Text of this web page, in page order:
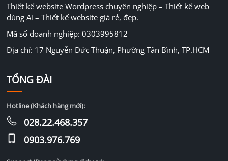
Thiết kế website Wordpress chuyên nghiệp – Thiết kế web
dùng Ai – Thiết kế website giá rẻ, đẹp.
Mã số doanh nghiệp: 0303995812
Địa chỉ: 17 Nguyễn Đức Thuận, Phường Tân Bình, TP.HCM
TỔNG ĐÀI
Hotline (Khách hàng mới):
028.22.468.357
0903.976.769